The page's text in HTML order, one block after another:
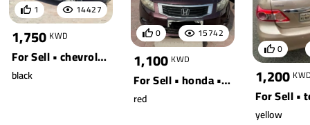
14427
1
1,750 KWD
For Sell • chevrolet • tahoe 4wd
black
15742
0
1,100 KWD
For Sell • honda • accord
red
0
1,200
yellow